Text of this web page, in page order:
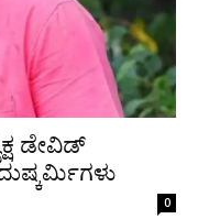
ಡೇವಿಡ್
0